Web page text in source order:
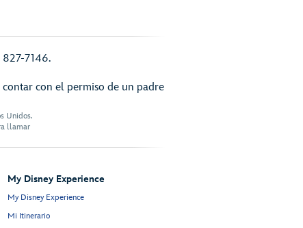
827-7146.
contar con el permiso de un padre
Unidos.
llamar
My Disney Experience
My Disney Experience
Mi Itinerario